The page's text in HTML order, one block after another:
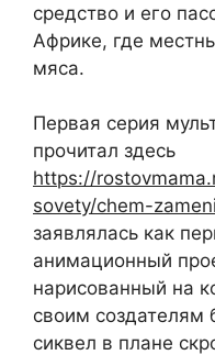
средство и его
Африке, где
мяса.
Первая серия
прочитал здесь
https://
sovety/chem-
заявлялась как
анимационный
нарисованный на
своим создателям
сиквел в плане